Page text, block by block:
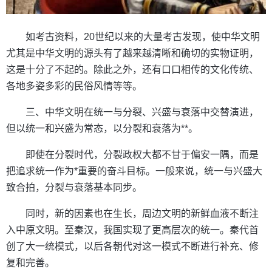
如考古资料，20世纪以来的大量考古发现，使中华文明
尤其是中华文明的源头有了越来越清晰和确切的实物证明，
这是十分了不起的。除此之外，还有口口相传的文化传统、
各地多姿多彩的民俗风情等等。
三、中华文明在统一与分裂、兴盛与衰落中交替演进，
但以统一和兴盛为常态，以分裂和衰落为**。
即使在分裂时代，分裂政权大都不甘于偏安一隅，而是
把追求统一作为*重要的奋斗目标。一般来说，统一与兴盛大
致合拍，分裂与衰落基本同步。
同时，新的因素也在生长，周边文明的新鲜血液不断注
入中原文明。至秦汉，我国实现了更高层次的统一。秦代首
创了大一统模式，以后各朝代对这一模式不断进行补充、修
复和完善。